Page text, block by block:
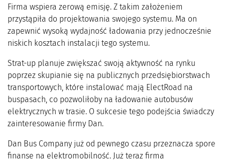
Firma wspiera zerową emisję. Z takim założeniem
przystąpiła do projektowania swojego systemu. Ma on
zapewnić wysoką wydajność ładowania przy jednocześnie
niskich kosztach instalacji tego systemu.
Strat-up planuje zwiększać swoją aktywność na rynku
poprzez skupianie się na publicznych przedsiębiorstwach
transportowych, które instalować mają ElectRoad na
buspasach, co pozwoliłoby na ładowanie autobusów
elektrycznych w trasie. O sukcesie tego podejścia świadczy
zainteresowanie firmy Dan.
Dan Bus Company już od pewnego czasu przeznacza spore
finanse na elektromobilność. Już teraz firma